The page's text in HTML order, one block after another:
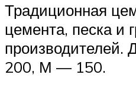
Традиционная
цемента, песка и
200, М — 150.